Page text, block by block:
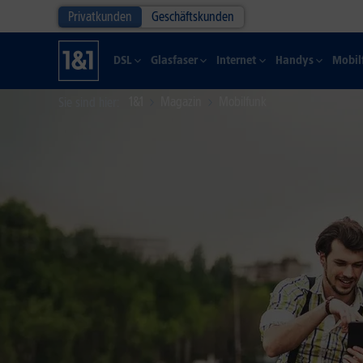
Privatkunden Geschäftskunden
DSL Glasfaser Internet Handys